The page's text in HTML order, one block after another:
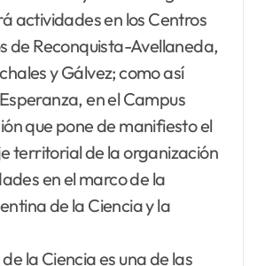
actividades en los Centros
de Reconquista-Avellaneda,
y Gálvez; como así
en el Campus
que pone de manifiesto el
territorial de la organización
en el marco de la
de la Ciencia y la
la Ciencia es una de las